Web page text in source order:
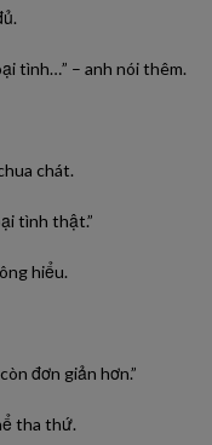
tình…” – anh nói thêm.
chát.
tình thật.”
hiểu.
đơn giản hơn.”
tha thứ.